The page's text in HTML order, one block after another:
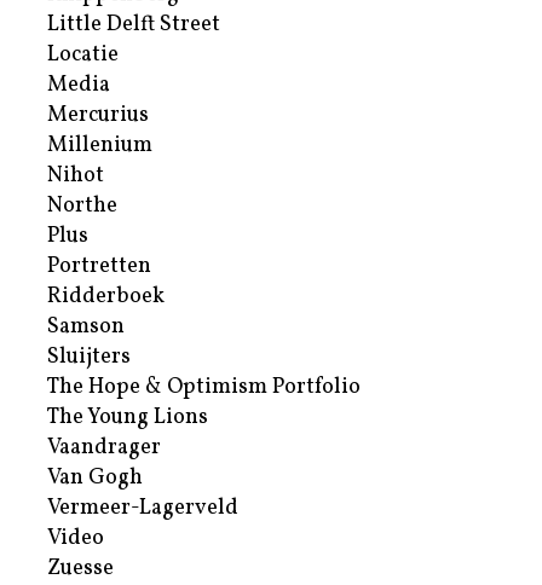
Little Delft Street
Locatie
Media
Mercurius
Millenium
Nihot
Northe
Plus
Portretten
Ridderboek
Samson
Sluijters
The Hope & Optimism Portfolio
The Young Lions
Vaandrager
Van Gogh
Vermeer-Lagerveld
Video
Zuesse